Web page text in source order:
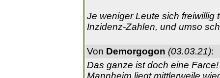
Je weniger Leute sich freiwillig
Inzidenz-Zahlen, und umso
Von Demorgogon (03.03.21):
Das ganze ist doch eine Farce!
Mannheim liegt mittlerweile